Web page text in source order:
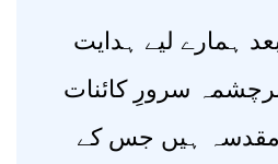
ہمارے لیے ہدایت
سرورِ کائنات
ہیں جس کے